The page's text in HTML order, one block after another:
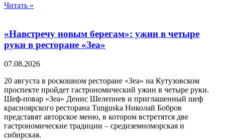
Читать »
«Навстречу новым берегам»: ужин в четыре
руки в ресторане «Зеа»
07.08.2026
20 августа в роскошном ресторане «Зеа» на Кутузовском
проспекте пройдет гастрономический ужин в четыре руки.
Шеф-повар «Зеа» Денис Шелепнев и приглашенный шеф
красноярского ресторана Tunguska Николай Бобров
представят авторское меню, в котором встретятся две
гастрономические традиции – средиземноморская и
сибирская.